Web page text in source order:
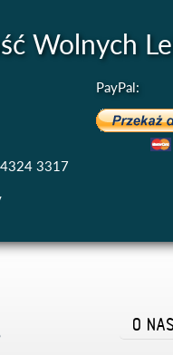
Wolnych
3317
PayPal:
O